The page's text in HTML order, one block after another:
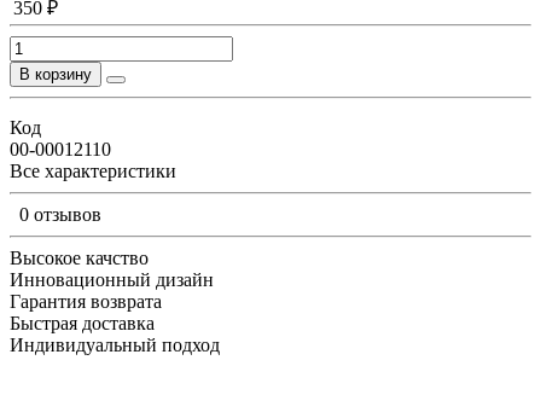
350 ₽
В корзину
Код
00-00012110
Все характеристики
0 отзывов
Высокое качство
Инновационный дизайн
Гарантия возврата
Быстрая доставка
Индивидуальный подход